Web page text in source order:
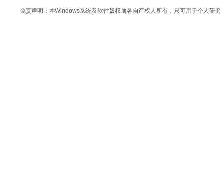
免责声明：本Windows系统及软件版权属各自产权人所有，只可用于个人